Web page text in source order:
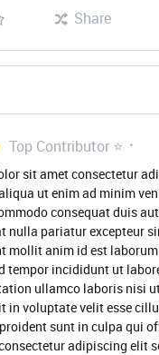
Share
Top Contributor ⭐
sit amet consectetur
ut enim ad minim
consequat duis
nulla pariatur excepteur
mollit anim id est
tempor incididunt ut
ullamco laboris nisi
in voluptate velit esse
sunt in culpa qui
adipiscing elit